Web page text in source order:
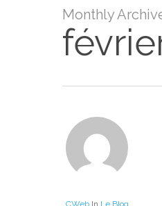
Monthly
CWeb In Le Blog